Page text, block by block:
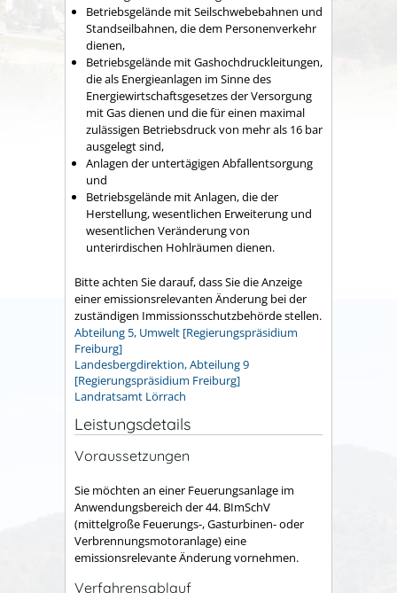
Betriebsgelände mit Seilschwebebahnen und
Standseilbahnen, die dem Personenverkehr
dienen,
Betriebsgelände mit Gashochdruckleitungen,
die als Energieanlagen im Sinne des
Energiewirtschaftsgesetzes der Versorgung
mit Gas dienen und die für einen maximal
zulässigen Betriebsdruck von mehr als 16 bar
ausgelegt sind,
Anlagen der untertägigen Abfallentsorgung
und
Betriebsgelände mit Anlagen, die der
Herstellung, wesentlichen Erweiterung und
wesentlichen Veränderung von
unterirdischen Hohlräumen dienen.
Bitte achten Sie darauf, dass Sie die Anzeige
einer emissionsrelevanten Änderung bei der
zuständigen Immissionsschutzbehörde stellen.
Abteilung 5, Umwelt [Regierungspräsidium
Freiburg]
Landesbergdirektion, Abteilung 9
[Regierungspräsidium Freiburg]
Landratsamt Lörrach
Leistungsdetails
Voraussetzungen
Sie möchten an einer Feuerungsanlage im
Anwendungsbereich der 44. BImSchV
(mittelgroße Feuerungs-, Gasturbinen- oder
Verbrennungsmotoranlage) eine
emissionsrelevante Änderung vornehmen.
Verfahrensablauf